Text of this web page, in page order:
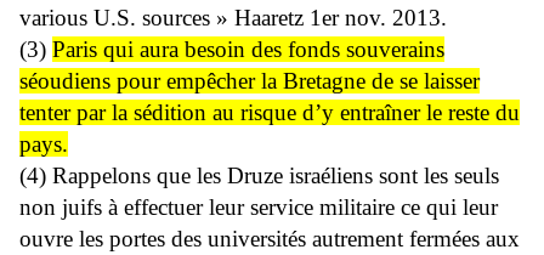
various U.S. sources » Haaretz 1er nov. 2013.
(3) Paris qui aura besoin des fonds souverains
séoudiens pour empêcher la Bretagne de se laisser
tenter par la sédition au risque d’y entraîner le reste du
pays.
(4) Rappelons que les Druze israéliens sont les seuls
non juifs à effectuer leur service militaire ce qui leur
ouvre les portes des universités autrement fermées aux